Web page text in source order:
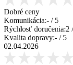
Dobré ceny
Komunikácia:- / 5
Rýchlosť doručenia:2
Kvalita dopravy:- / 5
02.04.2026